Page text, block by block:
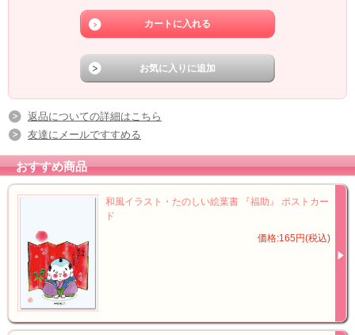
返品についての詳細はこちら
友達にメールですすめる
おすすめ商品
和風イラスト・たのしい絵葉書 『福助』 ポストカー
ド
価格:165円(税込)